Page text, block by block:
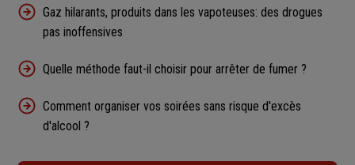
Gaz hilarants, produits dans les vapoteuses: des drogues
pas inoffensives
Quelle méthode faut-il choisir pour arrêter de fumer ?
Comment organiser vos soirées sans risque d'excès
d'alcool ?